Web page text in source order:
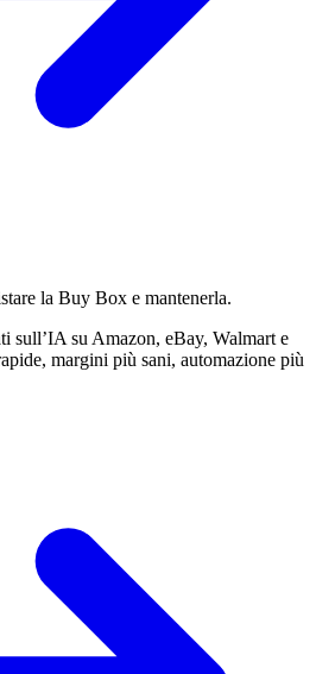
la Buy Box e mantenerla.
sull’IA su Amazon, eBay, Walmart e
margini più sani, automazione più